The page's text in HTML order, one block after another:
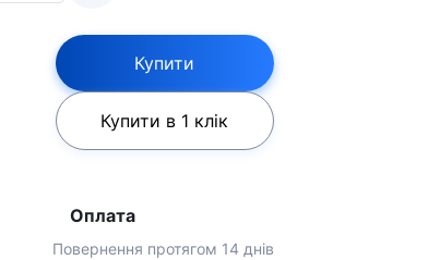
Купити
Купити в 1 клік
Оплата
Повернення протягом 14 днів